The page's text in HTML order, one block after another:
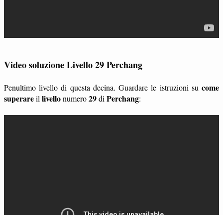
Video soluzione Livello 29 Perchang
Penultimo livello di questa decina. Guardare le istruzioni su come
superareil livellonumero29di Perchang: